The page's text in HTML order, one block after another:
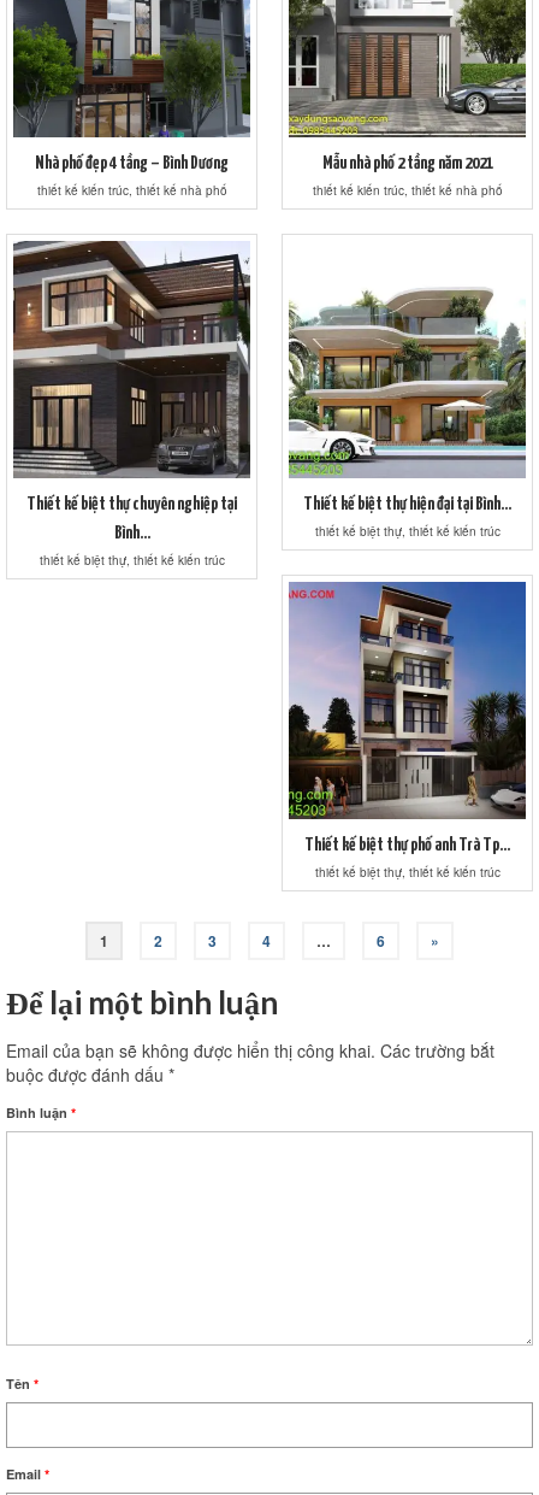
Nhà phố đẹp 4 tầng – Bình Dương
thiết kế kiến trúc, thiết kế nhà phố
Mẫu nhà phố 2 tầng năm 2021
thiết kế kiến trúc, thiết kế nhà phố
Thiết kế biệt thự chuyên nghiệp tại
Bình...
thiết kế biệt thự, thiết kế kiến trúc
Thiết kế biệt thự hiện đại tại Bình...
thiết kế biệt thự, thiết kế kiến trúc
Thiết kế biệt thự phố anh Trà Tp...
thiết kế biệt thự, thiết kế kiến trúc
trang
bài
viết
1 2 3 4 … 6 »
Để lại một bình luận
Email của bạn sẽ không được hiển thị công khai. Các trường bắt
buộc được đánh dấu *
Bình luận *
Tên *
Email *